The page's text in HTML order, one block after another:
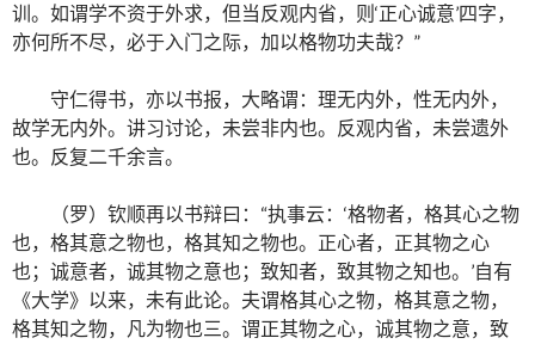
训。如谓学不资于外求，但当反观内省，则‘正心诚意’四字，
亦何所不尽，必于入门之际，加以格物功夫哉？”
守仁得书，亦以书报，大略谓：理无内外，性无内外，
故学无内外。讲习讨论，未尝非内也。反观内省，未尝遗外
也。反复二千余言。
（罗）钦顺再以书辩曰：“执事云：‘格物者，格其心之物
也，格其意之物也，格其知之物也。正心者，正其物之心
也；诚意者，诚其物之意也；致知者，致其物之知也。’自有
《大学》以来，未有此论。夫谓格其心之物，格其意之物，
格其知之物，凡为物也三。谓正其物之心，诚其物之意，致